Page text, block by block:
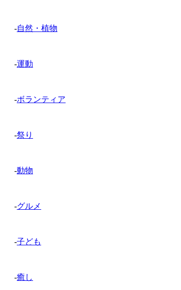
-自然・植物
-運動
-ボランティア
-祭り
-動物
-グルメ
-子ども
-癒し